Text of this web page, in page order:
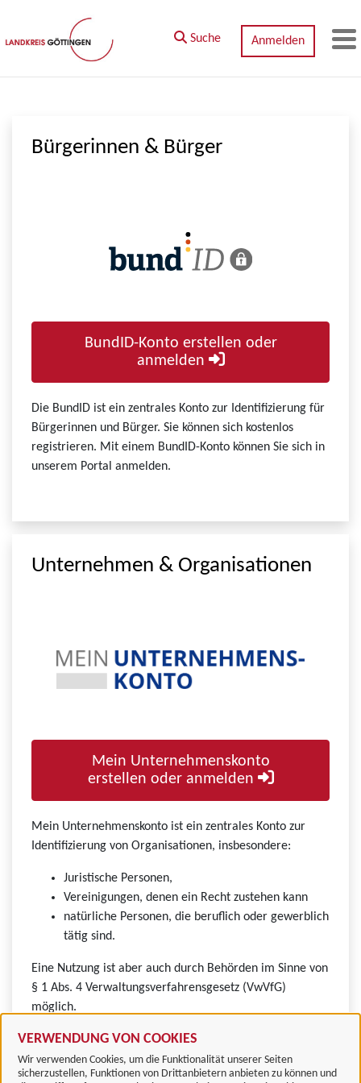
Zum Hauptinhalt springen
VERWENDUNG VON COOKIES
Wir verwenden Cookies, um die Funktionalität unserer Seiten
sicherzustellen, Funktionen von Drittanbietern anbieten zu können und
Suche Anmelden
Bürgerinnen & Bürger
BundID-Konto erstellen oder
anmelden
Die BundID ist ein zentrales Konto zur Identifizierung für
Bürgerinnen und Bürger. Sie können sich kostenlos
registrieren. Mit einem BundID-Konto können Sie sich in
unserem Portal anmelden.
Unternehmen & Organisationen
Mein Unternehmenskonto
erstellen oder anmelden
Mein Unternehmenskonto ist ein zentrales Konto zur
Identifizierung von Organisationen, insbesondere:
Juristische Personen,
Vereinigungen, denen ein Recht zustehen kann
natürliche Personen, die beruflich oder gewerblich
tätig sind.
Eine Nutzung ist aber auch durch Behörden im Sinne von
§ 1 Abs. 4 Verwaltungsverfahrensgesetz (VwVfG)
möglich.